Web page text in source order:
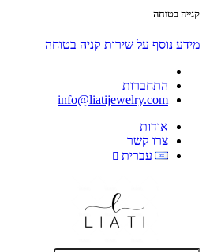
קנייה בטוחה
מידע נוסף על שירות קניה בטוחה
התחברות
info@liatijewelry.com
אודות
צרו קשר
עברית